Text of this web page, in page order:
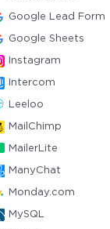
Google Lead Form
Google Sheets
Instagram
Intercom
Leeloo
MailChimp
MailerLite
ManyChat
Monday.com
MySQL